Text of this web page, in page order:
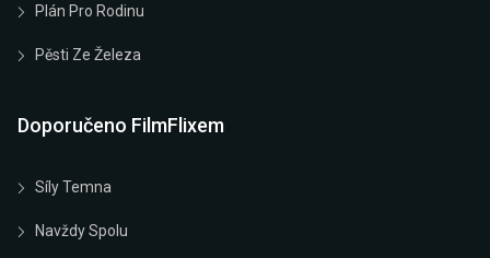
Plán Pro Rodinu
Pěsti Ze Železa
Doporučeno FilmFlixem
Síly Temna
Navždy Spolu